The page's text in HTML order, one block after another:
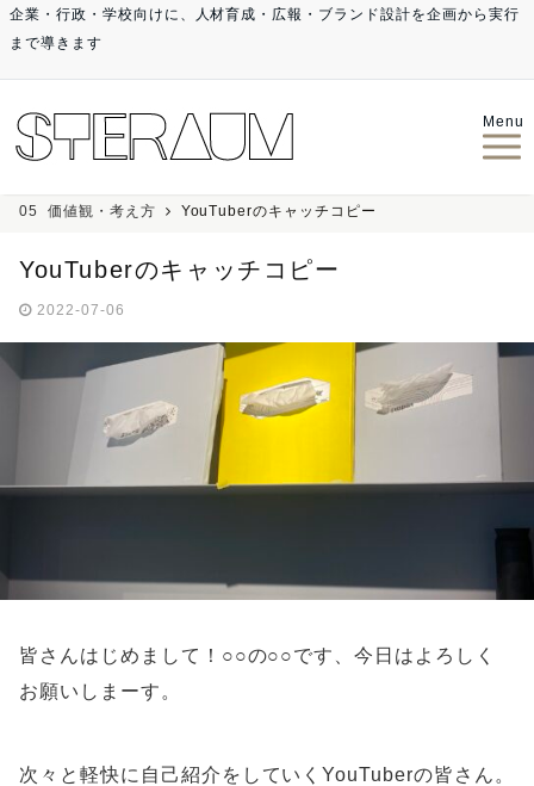
企業・行政・学校向けに、人材育成・広報・ブランド設計を企画から実行
まで導きます
Menu
05_価値観・考え方 YouTuberのキャッチコピー
YouTuberのキャッチコピー
2022-07-06
皆さんはじめまして！○○の○○です、今日はよろしく
お願いしまーす。
次々と軽快に自己紹介をしていくYouTuberの皆さん。